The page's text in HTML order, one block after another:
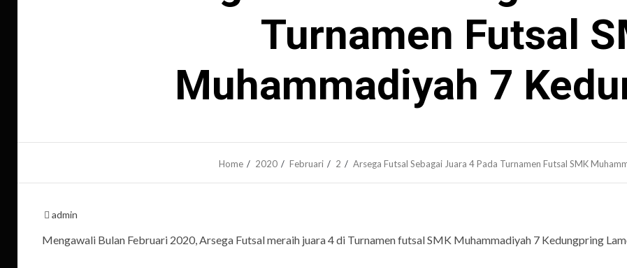
Turnamen Futsal
Muhammadiyah 7
Home 2020 Februari 2 Arsega Futsal Sebagai Juara 4 Pada Turnamen Futsal SMK
admin
Mengawali Bulan Februari 2020, Arsega Futsal meraih juara 4 di Turnamen futsal SMK Muhammadiyah 7 Kedungpring